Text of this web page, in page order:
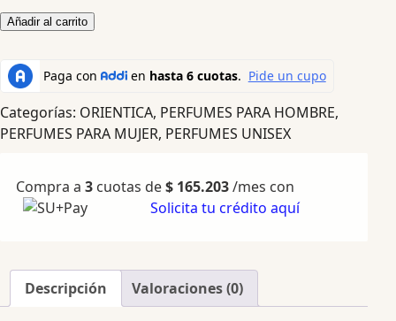
Añadir al carrito
Categorías: ORIENTICA, PERFUMES PARA HOMBRE,
PERFUMES PARA MUJER, PERFUMES UNISEX
Compra a 3 cuotas de$ 165.203/mes con
Solicita tu crédito aquí
Descripción Valoraciones (0)